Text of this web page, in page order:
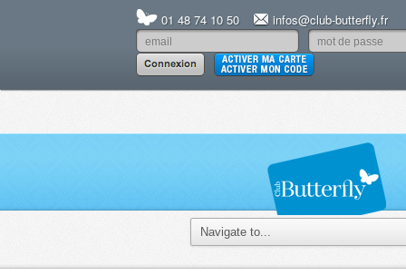
01 48 74 10 50 infos@club-butterfly.fr